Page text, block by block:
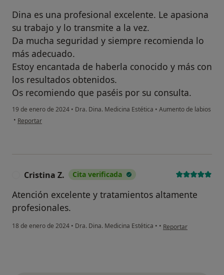
Dina es una profesional excelente. Le apasiona
su trabajo y lo transmite a la vez.
Da mucha seguridad y siempre recomienda lo
más adecuado.
Estoy encantada de haberla conocido y más con
los resultados obtenidos.
Os recomiendo que paséis por su consulta.
19 de enero de 2024 • Dra. Dina. Medicina Estética • Aumento de labios
• en opinión del usuario Noelia
Reportar
Cristina Z. Cita verificada
Atención excelente y tratamientos altamente
profesionales.
18 de enero de 2024 • Dra. Dina. Medicina Estética • • en opinión del
Reportar